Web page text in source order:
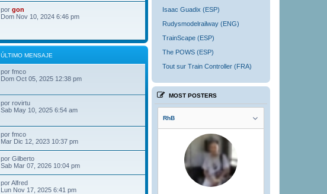
por gon
Dom Nov 10, 2024 6:46 pm
ÚLTIMO MENSAJE
por fmco
Dom Oct 05, 2025 12:38 pm
por rovirtu
Sab May 10, 2025 6:54 am
por fmco
Mar Dic 12, 2023 10:37 pm
por Gilberto
Sab Mar 07, 2026 10:04 pm
porAlfred
Lun Nov 17, 2025 6:41 pm
Isaac Guadix (ESP)
Rudysmodelrailway (ENG)
TrainScape (ESP)
The POWS (ESP)
Tout sur Train Controller (FRA)
MOST POSTERS
RhB